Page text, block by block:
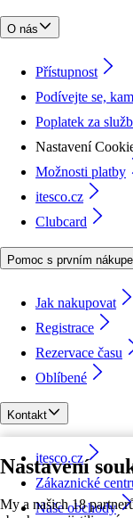
Nastavení
My a našich 18
O nás
Přístupnost
Podívejte se,
Poplatek za
Nastavení
Možnosti platby
itesco.cz
Clubcard
Pomoc s prvním
Jak nakupovat
Registrace
Rezervace času
Oblíbené
Kontakt
itesco.cz
Zákaznické
Naše obchody